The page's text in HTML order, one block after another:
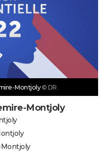
Montjoly © DR
Montjoly